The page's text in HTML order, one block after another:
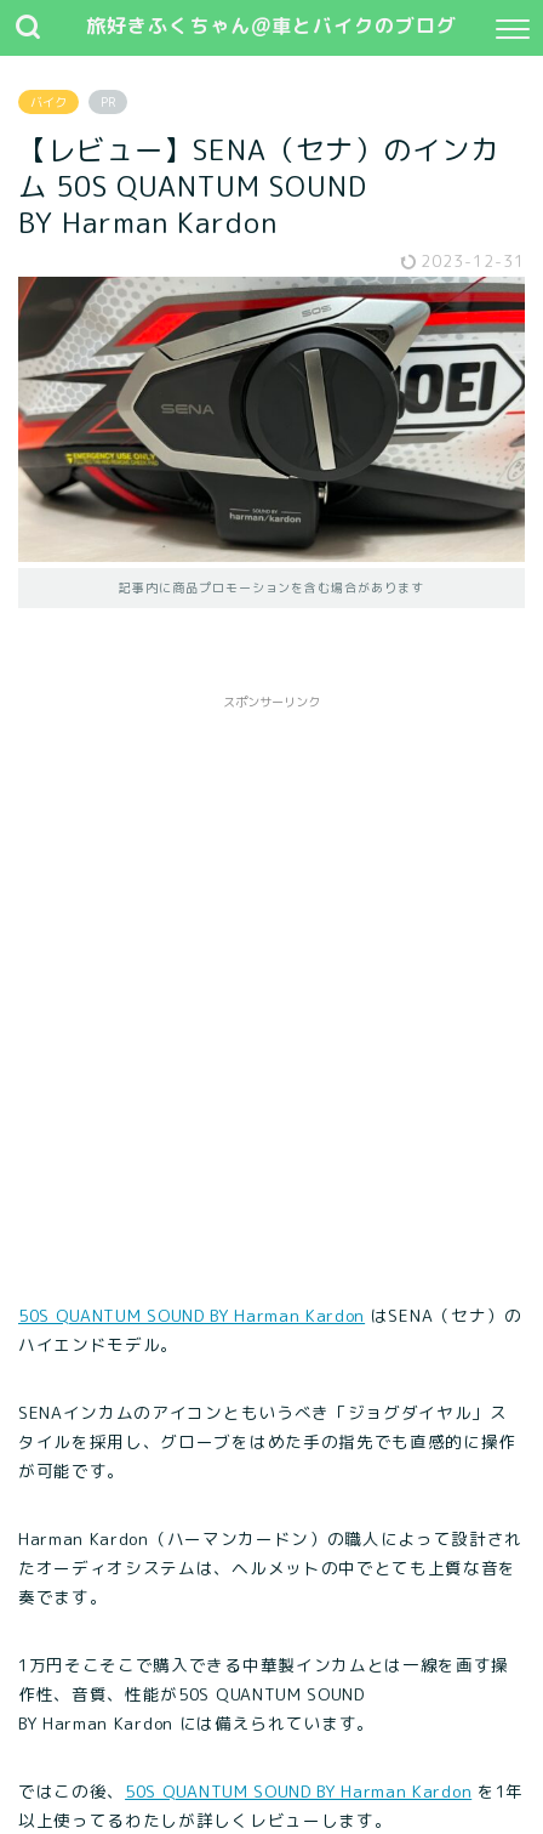
旅好きふくちゃん@車とバイクのブログ
バイク PR
【レビュー】SENA（セナ）のインカ
ム 50S QUANTUM SOUND
BY Harman Kardon
2023-12-31
記事内に商品プロモーションを含む場合があります
スポンサーリンク
50S QUANTUM SOUND BY Harman Kardon はSENA（セナ）の
ハイエンドモデル。
SENAインカムのアイコンともいうべき「ジョグダイヤル」ス
タイルを採用し、グローブをはめた手の指先でも直感的に操作
が可能です。
Harman Kardon（ハーマンカードン）の職人によって設計され
たオーディオシステムは、ヘルメットの中でとても上質な音を
奏でます。
1万円そこそこで購入できる中華製インカムとは一線を画す操
作性、音質、性能が50S QUANTUM SOUND
BY Harman Kardon には備えられています。
ではこの後、 50S QUANTUM SOUND BY Harman Kardon を1年
以上使ってるわたしが詳しくレビューします。